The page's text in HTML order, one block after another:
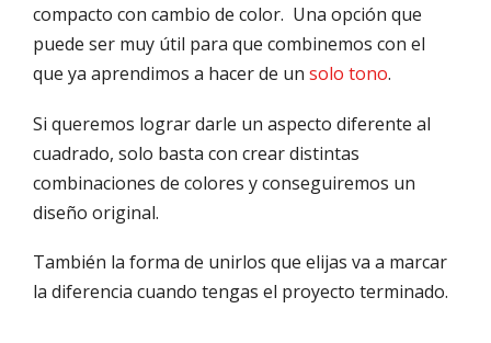
compacto con cambio de color. Una opción que
puede ser muy útil para que combinemos con el
que ya aprendimos a hacer de un solo tono.
Si queremos lograr darle un aspecto diferente al
cuadrado, solo basta con crear distintas
combinaciones de colores y conseguiremos un
diseño original.
También la forma de unirlos que elijas va a marcar
la diferencia cuando tengas el proyecto terminado.